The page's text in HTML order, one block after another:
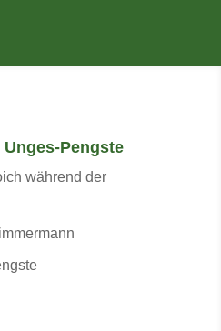
Pengste
während der